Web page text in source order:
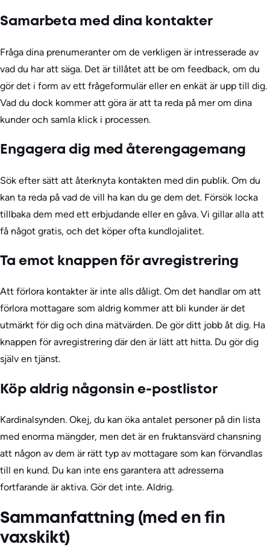
Samarbeta med dina kontakter
Fråga dina prenumeranter om de verkligen är intresserade av
vad du har att säga. Det är tillåtet att be om feedback, om du
gör det i form av ett frågeformulär eller en enkät är upp till dig.
Vad du dock kommer att göra är att ta reda på mer om dina
kunder och samla klick i processen.
Engagera dig med återengagemang
Sök efter sätt att återknyta kontakten med din publik. Om du
kan ta reda på vad de vill ha kan du ge dem det. Försök locka
tillbaka dem med ett erbjudande eller en gåva. Vi gillar alla att
få något gratis, och det köper ofta kundlojalitet.
Ta emot knappen för avregistrering
Att förlora kontakter är inte alls dåligt. Om det handlar om att
förlora mottagare som aldrig kommer att bli kunder är det
utmärkt för dig och dina mätvärden. De gör ditt jobb åt dig. Ha
knappen för avregistrering där den är lätt att hitta. Du gör dig
själv en tjänst.
Köp aldrig någonsin e-postlistor
Kardinalsynden. Okej, du kan öka antalet personer på din lista
med enorma mängder, men det är en fruktansvärd chansning
att någon av dem är rätt typ av mottagare som kan förvandlas
till en kund. Du kan inte ens garantera att adresserna
fortfarande är aktiva. Gör det inte. Aldrig.
Sammanfattning (med en fin
vaxskikt)